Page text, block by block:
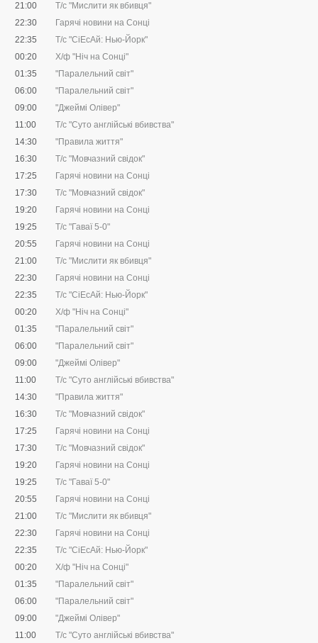
21:00
Т/с "Мислити як вбивця"
22:30
Гарячі новини на Сонці
22:35
Т/с "CіЕсАй: Нью-Йорк"
00:20
Х/ф "Ніч на Сонці"
01:35
"Паралельний світ"
06:00
"Паралельний світ"
09:00
"Джеймі Олівер"
11:00
Т/с "Суто англійські вбивства"
14:30
"Правила життя"
16:30
Т/с "Мовчазний свідок"
17:25
Гарячі новини на Сонці
17:30
Т/с "Мовчазний свідок"
19:20
Гарячі новини на Сонці
19:25
Т/с "Гаваї 5-0"
20:55
Гарячі новини на Сонці
21:00
Т/с "Мислити як вбивця"
22:30
Гарячі новини на Сонці
22:35
Т/с "CіЕсАй: Нью-Йорк"
00:20
Х/ф "Ніч на Сонці"
01:35
"Паралельний світ"
06:00
"Паралельний світ"
09:00
"Джеймі Олівер"
11:00
Т/с "Суто англійські вбивства"
14:30
"Правила життя"
16:30
Т/с "Мовчазний свідок"
17:25
Гарячі новини на Сонці
17:30
Т/с "Мовчазний свідок"
19:20
Гарячі новини на Сонці
19:25
Т/с "Гаваї 5-0"
20:55
Гарячі новини на Сонці
21:00
Т/с "Мислити як вбивця"
22:30
Гарячі новини на Сонці
22:35
Т/с "CіЕсАй: Нью-Йорк"
00:20
Х/ф "Ніч на Сонці"
01:35
"Паралельний світ"
06:00
"Паралельний світ"
09:00
"Джеймі Олівер"
11:00
Т/с "Суто англійські вбивства"